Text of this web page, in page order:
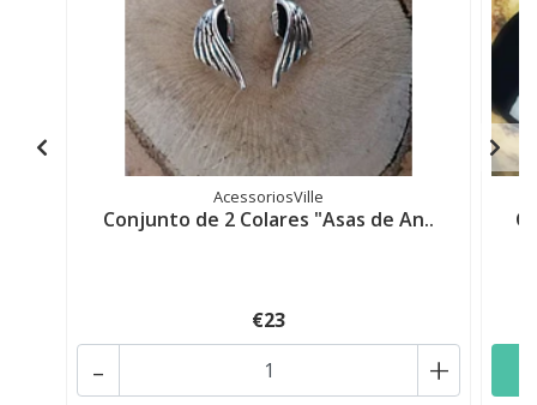
AcessoriosVille
Conjunto de 2 Colares "Asas de An..
€23
+
-